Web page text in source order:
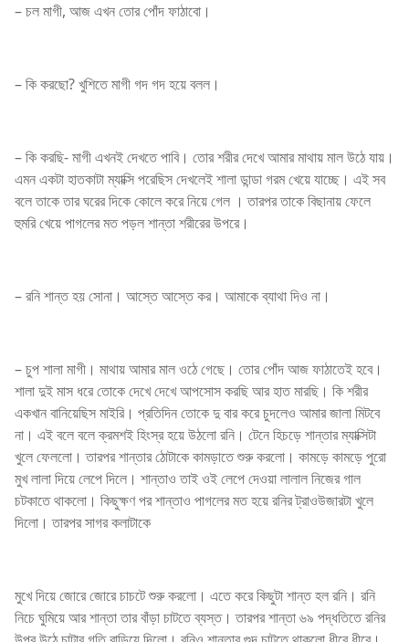
– চল মাগী, আজ এখন তোর পোঁদ ফাঠাবো।
– কি করছো? খুশিতে মাগী গদ গদ হয়ে বলল।
– কি করছি- মাগী এখনই দেখতে পাবি। তোর শরীর দেখে আমার মাথায় মাল উঠে যায়।
এমন একটা হাতকাটা ম্যাক্সি পরেছিস দেখলেই শালা ডান্ডা গরম খেয়ে যাচ্ছে। এই সব
বলে তাকে তার ঘরের দিকে কোলে করে নিয়ে গেল । তারপর তাকে বিছানায় ফেলে
হুমরি খেয়ে পাগলের মত পড়ল শান্তা শরীরের উপরে।
– রনি শান্ত হয় সোনা। আস্তে আস্তে কর। আমাকে ব্যাথা দিও না।
– চুপ শালা মাগী। মাথায় আমার মাল ওঠে গেছে। তোর পোঁদ আজ ফাঠাতেই হবে।
শালা দুই মাস ধরে তোকে দেখে দেখে আপসোস করছি আর হাত মারছি। কি শরীর
একখান বানিয়েছিস মাইরি। প্রতিদিন তোকে দু বার করে চুদলেও আমার জালা মিটবে
না। এই বলে বলে ক্রমশই হিংস্র হয়ে উঠলো রনি। টেনে হিচড়ে শান্তার ম্যাক্সিটা
খুলে ফেললো। তারপর শান্তার ঠোটাকে কামড়াতে শুরু করলো। কামড়ে কামড়ে পুরো
মুখ লালা দিয়ে লেপে দিলে। শান্তাও তাই ওই লেপে দেওয়া লালাল নিজের গাল
চটকাতে থাকলো। কিছুক্ষণ পর শান্তাও পাগলের মত হয়ে রনির ট্রাওউজারটা খুলে
দিলো। তারপর সাগর কলাটাকে
মুখে দিয়ে জোরে জোরে চাচটে শুরু করলো। এতে করে কিছুটা শান্ত হল রনি। রনি
নিচে ঘুমিয়ে আর শান্তা তার বাঁড়া চাটতে ব্যস্ত। তারপর শান্তা ৬৯ পদ্ধতিতে রনির